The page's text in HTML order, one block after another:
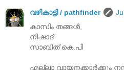
വഴികാട്ടി / pathfinder
കാസിം തങ്ങൾ,
നിഷാദ്
സാബിത് കെ.പി
എല്ലാ വായനക്കാർക്കും